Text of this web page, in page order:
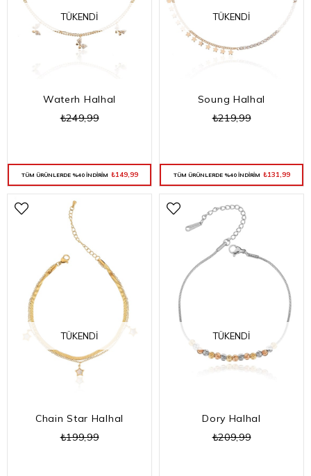
TÜKENDI
Waterh Halhal
₺249,99
TÜM ÜRÜNLERDE %40 İNDİRİM ₺149,99
TÜKENDI
Soung Halhal
₺219,99
TÜM ÜRÜNLERDE %40 İNDİRİM ₺131,99
TÜKENDI
Chain Star Halhal
₺199,99
TÜKENDI
Dory Halhal
₺209,99